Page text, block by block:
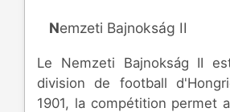
Nemzeti Bajnokság II
Le Nemzeti Bajnokság II
division de football
1901, la compétition permet